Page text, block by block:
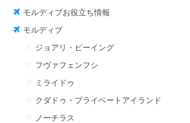
モルディブお役立ち情報
モルディブ
ジョアリ・ビーイング
フヴァフェンフシ
ミライドゥ
クダドゥ・プライベートアイランド
ノーチラス